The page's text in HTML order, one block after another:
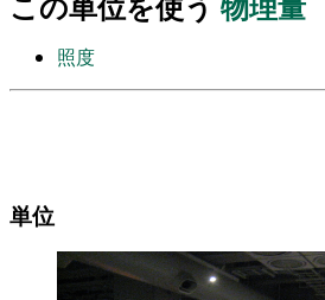
照度
単位